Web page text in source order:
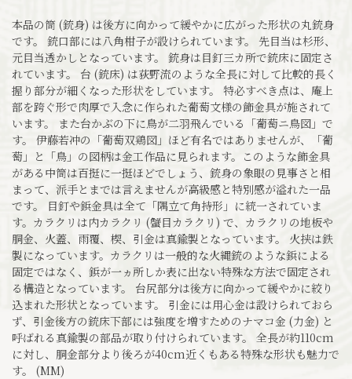
本品の筒 (銃身) は後方に向かって緩やかに広がった形状の丸銃身
です。 銃口部には八角柑子が設けられています。 先目当は杉形、
元目当透かしとなっています。 銃身は目釘三カ所で銃床に固定さ
れています。 台 (銃床) は荻野流のような全長に対して比較的長く
握り部分が細くなった形状をしています。 特必すべき点は、庵上
部を跨ぐ形で肉厚で入念に作られた葡萄文様の飾金具が施されて
います。 また台かぶの下に鳥が二羽飛んでいる「葡萄ニ鳥図」で
す。 伊藤若冲の「葡萄双鶏図」ほど有名ではありませんが、「葡
萄」と「鳥」の図柄は金工作品に見られます。このような飾金具
がある中筒は百挺に一挺ほどでしょう、銃身の象眼の見事さと相
まって、派手とまでは言えませんが高級感と特別感が溢れた一品
です。 目釘や鋲金具は全て「隅立て角持形」に統一されていま
す。カラクリは内カラクリ (蟹目カラクリ) で、カラクリの地板や
胴金、火蓋、雨覆、楔、引金は真鍮製となっています。 火挟は鉄
製になっています。カラクリは一般的な火縄銃のような鋲による
固定ではなく、鋲が一ヵ所しか表に出ない特殊な方法で固定され
る構造となっています。 台尻部分は後方に向かって緩やかに絞り
込まれた形状となっています。 引金には用心金は設けられておら
ず、引金後方の銃床下部には強度を増すためのナマコ金 (力金) と
呼ばれる真鍮製の部品が取り付けられています。 全長が約110cm
に対し、胴金部分より後ろが40cm近くもある特殊な形状も魅力で
す。 (MM)